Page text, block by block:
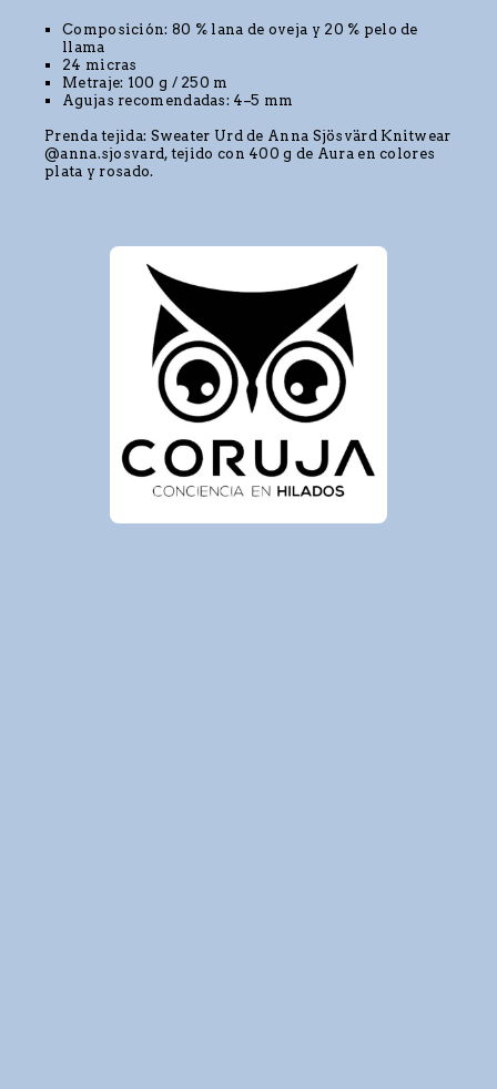
Composición: 80 % lana de oveja y 20 % pelo de
llama
24 micras
Metraje: 100 g / 250 m
Agujas recomendadas: 4–5 mm
Prenda tejida: Sweater Urd de Anna Sjösvärd Knitwear
@anna.sjosvard, tejido con 400 g de Aura en colores
plata y rosado.